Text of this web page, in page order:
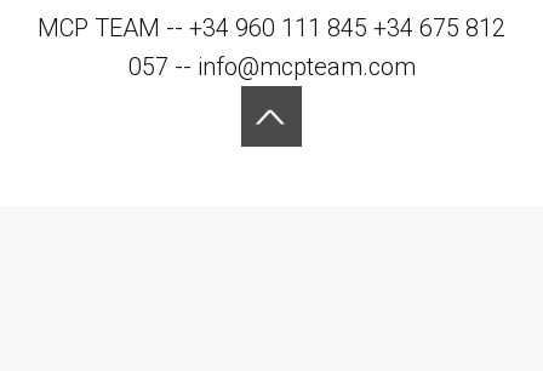
MCP TEAM -- +34 960 111 845 +34 675 812
057 -- info@mcpteam.com